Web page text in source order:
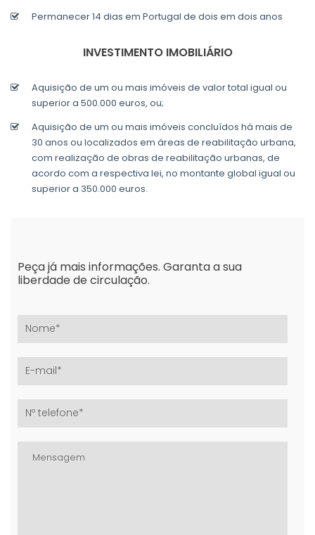
Permanecer 14 dias em Portugal de dois em dois anos
INVESTIMENTO IMOBILIÁRIO
Aquisição de um ou mais imóveis de valor total igual ou
superior a 500.000 euros, ou;
Aquisição de um ou mais imóveis concluídos há mais de
30 anos ou localizados em áreas de reabilitação urbana,
com realização de obras de reabilitação urbanas, de
acordo com a respectiva lei, no montante global igual ou
superior a 350.000 euros.
Peça já mais informações. Garanta a sua
liberdade de circulação.